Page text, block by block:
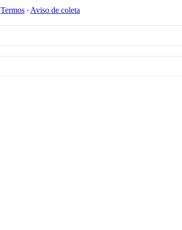
Termos ∙ Aviso de coleta